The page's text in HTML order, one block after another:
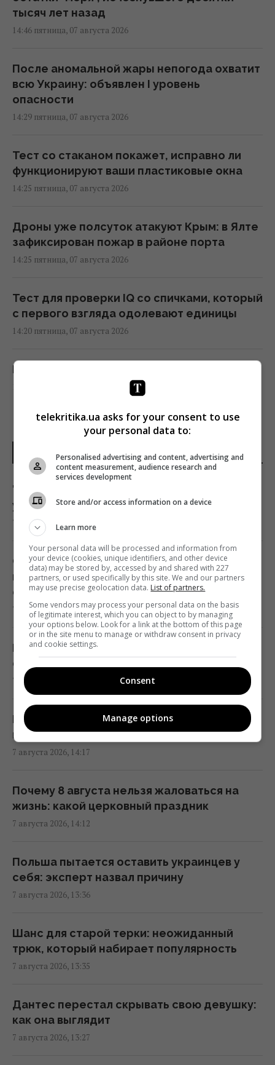
тысяч лет назад
14:46 пятница, 07 августа 2026
После аномальной жары непогода охватит
всю Украину: объявлен I уровень
опасности
14:29 пятница, 07 августа 2026
Тест со стаканом покажет, исправно ли
функционируют ваши пластиковые окна
14:25 пятница, 07 августа 2026
Дроны уже полсуток атакуют Крым: в Ялте
зафиксирован пожар в районе порта
14:25 пятница, 07 августа 2026
Тест для проверки IQ со спичками, который
с первого взгляда одолевают единицы
14:20 пятница, 07 августа 2026
Брат Джоли совершил каминг-аут
Сингапур посадит на улицах миллион
деревьев: какой цели хотят достичь в
стране
14:15 пятница, 07 августа 2026
"Укрзализныця" меняет маршруты ряда
поездов
14:14 пятница, 07 августа 2026
Козлы-предатели помогли уничтожить
своих сородичей на целом архипелаге
14:10 пятница, 07 августа 2026
Мужчина спас измученного жаждой аиста
во время 40-градусной жары:
трогательное видео
14:00 пятница, 07 августа 2026
Зачем оставлять салфетку на полу:
простой трюк для кухни
В Украине стремительно дорожает
аренда: Киев среди лидеров
Люди постоянно перебивают других не из-
за неуважения: причины гораздо глубже
Не Galaxy и не Pixel: эксперты назвали
самый надежный смартфон 2026 года
Согласно фэн-шуй, эти ошибки в спальне
мешают отдыху: как улучшить сон
ПОСЛЕДНИЕ НОВОСТИ
"Страшный сон": дочь Волочковой нанесла
удар по балерине
7 августа 2026, 14:44
Сотрудники почты выгнали собаку на 37-
градусную жару: в компании
отреагировали
7 августа 2026, 14:42
Виктория Бекхэм показала идеальную
фигуру после новой драмы с сыном
7 августа 2026, 14:35
Во время ремонта в доме 1916 года нашли
нечто необычное: что спрятали
7 августа 2026, 14:17
Почему 8 августа нельзя жаловаться на
жизнь: какой церковный праздник
7 августа 2026, 14:12
Польша пытается оставить украинцев у
себя: эксперт назвал причину
7 августа 2026, 13:36
Шанс для старой терки: неожиданный
трюк, который набирает популярность
7 августа 2026, 13:35
Дантес перестал скрывать свою девушку:
как она выглядит
7 августа 2026, 13:27
telekritika.ua asks for your consent to use
your personal data to:
Personalised advertising and content, advertising and
content measurement, audience research and
services development
Store and/or access information on a device
Learn more
Your personal data will be processed and information from
your device (cookies, unique identifiers, and other device
data) may be stored by, accessed by and shared with 227
partners, or used specifically by this site. We and our partners
may use precise geolocation data. List of partners.
Some vendors may process your personal data on the basis
of legitimate interest, which you can object to by managing
your options below. Look for a link at the bottom of this page
or in the site menu to manage or withdraw consent in privacy
and cookie settings.
Consent
Manage options